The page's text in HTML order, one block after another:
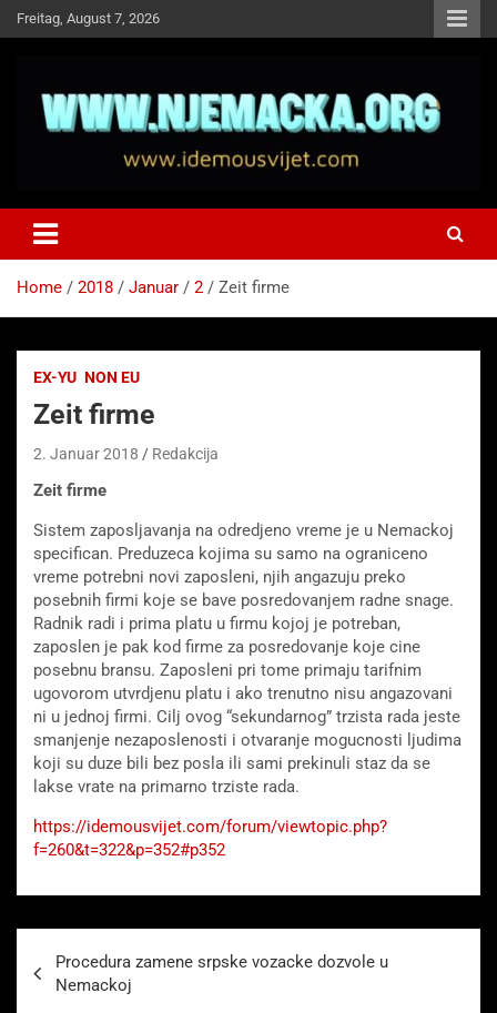
Skip
to
Freitag, August 7, 2026
Idemo u Svijet-Njemacka!
Home 2018 Januar 2 Zeit firme
EX-YU NON EU
Zeit firme
2. Januar 2018 Redakcija
Zeit firme
Sistem zaposljavanja na odredjeno vreme je u Nemackoj
specifican. Preduzeca kojima su samo na ograniceno
vreme potrebni novi zaposleni, njih angazuju preko
posebnih firmi koje se bave posredovanjem radne snage.
Radnik radi i prima platu u firmu kojoj je potreban,
zaposlen je pak kod firme za posredovanje koje cine
posebnu bransu. Zaposleni pri tome primaju tarifnim
ugovorom utvrdjenu platu i ako trenutno nisu angazovani
ni u jednoj firmi. Cilj ovog “sekundarnog” trzista rada jeste
smanjenje nezaposlenosti i otvaranje mogucnosti ljudima
koji su duze bili bez posla ili sami prekinuli staz da se
lakse vrate na primarno trziste rada.
https://idemousvijet.com/forum/viewtopic.php?
f=260&t=322&p=352#p352
Procedura zamene srpske vozacke dozvole u
Nemackoj